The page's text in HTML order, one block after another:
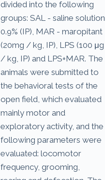
divided into the following
groups: SAL - saline solution
0.9% (IP), MAR - maropitant
(20mg / kg, IP), LPS (100 μg
/ kg, IP) and LPS+MAR. The
animals were submitted to
the behavioral tests of the
open field, which evaluated
mainly motor and
exploratory activity, and the
following parameters were
evaluated: locomotor
frequency, grooming,